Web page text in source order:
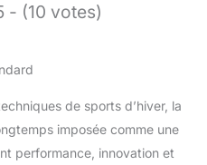
- (10 votes)
de sports d’hiver, la
imposée comme une
performance, innovation et